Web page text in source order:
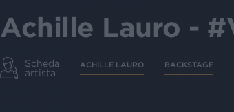
Achille Lauro -
Scheda
artista
ACHILLE LAURO BACKSTAGE